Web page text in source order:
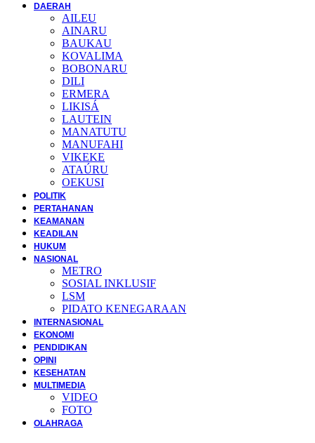
DAERAH
AILEU
AINARU
BAUKAU
KOVALIMA
BOBONARU
DILI
ERMERA
LIKISÁ
LAUTEIN
MANATUTU
MANUFAHI
VIKEKE
ATAÚRU
OEKUSI
POLITIK
PERTAHANAN
KEAMANAN
KEADILAN
HUKUM
NASIONAL
METRO
SOSIAL INKLUSIF
LSM
PIDATO KENEGARAAN
INTERNASIONAL
EKONOMI
PENDIDIKAN
OPINI
KESEHATAN
MULTIMEDIA
VIDEO
FOTO
OLAHRAGA